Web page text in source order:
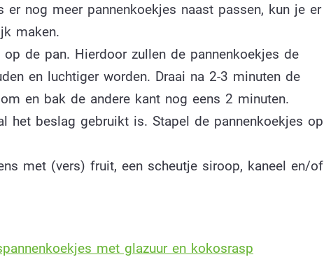
er nog meer pannenkoekjes naast passen, kun je er
maken.
op de pan. Hierdoor zullen de pannenkoekjes de
en luchtiger worden. Draai na 2-3 minuten de
en bak de andere kant nog eens 2 minuten.
het beslag gebruikt is. Stapel de pannenkoekjes op
met (vers) fruit, een scheutje siroop, kaneel en/of
met glazuur en kokosrasp